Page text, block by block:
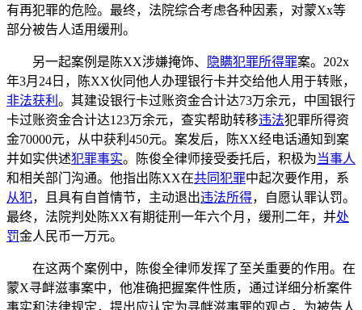
有再犯罪的危险。最终，法院综合考虑各种因素，对蒙Xx等
部分被告人适用缓刑。
另一起案例是陈XX涉嫌掩饰、 隐瞒犯罪所得罪案。202x
年3月24日，陈XX伙同他人办理银行卡并交给他人用于转账，
非法获利 。其建设银行卡过账资金合计达73万余元，中国银行
卡过账资金合计达123万余元，查实帮助转移违法犯罪所得资
金70000元，从中获利450元。案发后，陈XX经电话通知到案
并如实供述犯罪事实。陈俊全律师接受委托后，积极为当事人
和相关部门沟通。他指出陈XX在共同犯罪中起次要作用，系
从犯，且具有自首情节，主动退出违法所得，自愿认罪认罚。
最终，法院判处陈XX有期徒刑一年六个月，缓刑二年，并处
罚金人民币一万元。
在这两个案例中，陈俊全律师发挥了至关重要的作用。在
蒙X寻衅滋事案中，他准确把握案件性质，通过详细分析案件
事实和法律规定，提出应认定为寻衅滋事罪的观点，为被告人